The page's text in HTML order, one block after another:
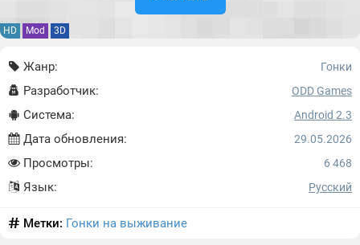
HD Mod 3D
Жанр: Гонки
Разработчик: ODD Games
Система: Android 2.3
Дата обновления: 29.05.2026
Просмотры: 6 468
Язык: Русский
Метки: Гонки на выживание